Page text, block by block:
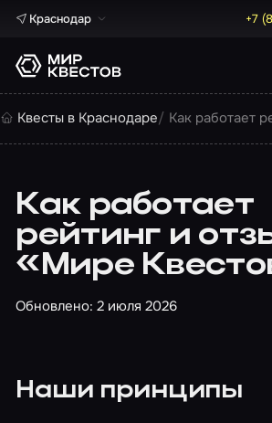
Краснодар +7
Квесты в Краснодаре Как работает
Как работает
рейтинг и
«Мире
Обновлено: 2 июля 2026
Наши принципы